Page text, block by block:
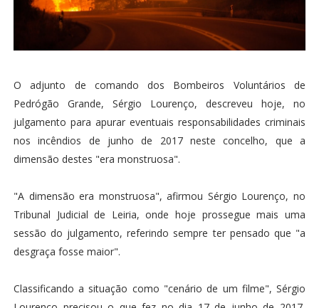
O adjunto de comando dos Bombeiros Voluntários de
Pedrógão Grande, Sérgio Lourenço, descreveu hoje, no
julgamento para apurar eventuais responsabilidades criminais
nos incêndios de junho de 2017 neste concelho, que a
dimensão destes "era monstruosa".
"A dimensão era monstruosa", afirmou Sérgio Lourenço, no
Tribunal Judicial de Leiria, onde hoje prossegue mais uma
sessão do julgamento, referindo sempre ter pensado que "a
desgraça fosse maior".
Classificando a situação como "cenário de um filme", Sérgio